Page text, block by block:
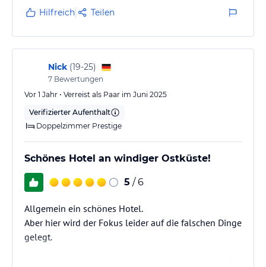
Hilfreich Teilen
Nick (19-25)
7 Bewertungen
Vor 1 Jahr • Verreist als Paar im Juni 2025
Verifizierter Aufenthalt
Doppelzimmer Prestige
Schönes Hotel an windiger Ostküste!
5 / 6
Allgemein ein schönes Hotel.
Aber hier wird der Fokus leider auf die falschen Dinge
gelegt.